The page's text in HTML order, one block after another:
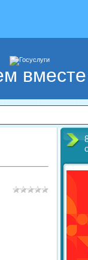
вместе